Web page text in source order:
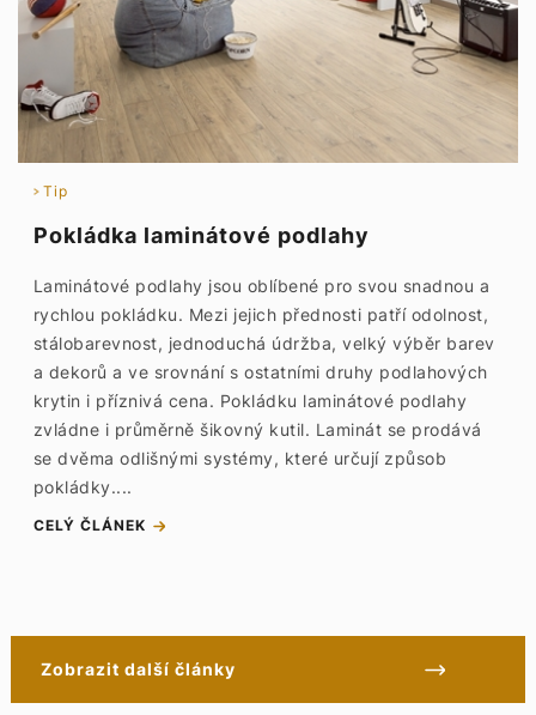
Tip
Pokládka laminátové podlahy
Laminátové podlahy jsou oblíbené pro svou snadnou a
rychlou pokládku. Mezi jejich přednosti patří odolnost,
stálobarevnost, jednoduchá údržba, velký výběr barev
a dekorů a ve srovnání s ostatními druhy podlahových
krytin i příznivá cena. Pokládku laminátové podlahy
zvládne i průměrně šikovný kutil. Laminát se prodává
se dvěma odlišnými systémy, které určují způsob
pokládky....
CELÝ ČLÁNEK
Zobrazit další články